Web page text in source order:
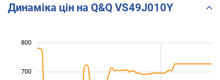
Динаміка цін на Q&Q VS49J010Y
700
800